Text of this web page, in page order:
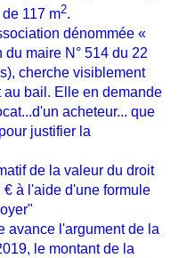
117 m2.
dénommée «
maire N° 514 du 22
cherche visiblement
bail. Elle en demande
acheteur... que
justifier la
de la valeur du droit
€ à l'aide d'une formule
avance l'argument de la
le montant de la